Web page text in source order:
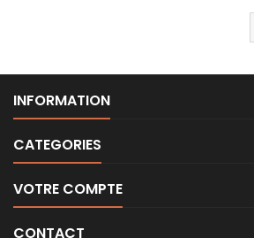
INFORMATION
CATEGORIES
VOTRE COMPTE
CONTACT